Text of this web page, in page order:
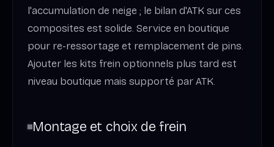
l'accumulation de neige ; le bilan d'ATK sur ces
composites est solide. Service en boutique
pour re-ressortage et remplacement de pins.
Ajouter les kits frein optionnels plus tard est
niveau boutique mais supporté par ATK.
Montage et choix de frein